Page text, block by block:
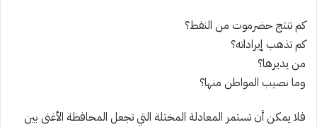
كم تنتج حضرموت من النفط؟
كم تذهب إيراداته؟
من يديرها؟
وما نصيب المواطن منها؟
فلا يمكن أن تستمر المعادلة المختلة التي تجعل المحافظة الأغنى بين